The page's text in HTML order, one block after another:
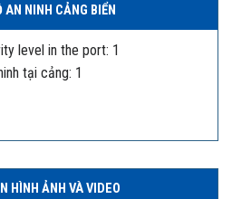
AN NINH CẢNG BIỂN
level in the port: 1
tại cảng: 1
HÌNH ẢNH VÀ VIDEO